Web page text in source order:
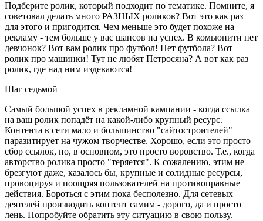
Подберите ролик, который подходит по тематике. Помните, я
советовал делать много РАЗНЫХ роликов? Вот это как раз
для этого и пригодится. Чем меньше это будет похоже на
рекламу - тем больше у вас шансов на успех. В комьюнити нет
девчонок? Вот вам ролик про футбол! Нет футбола? Вот
ролик про машинки! Тут не любят Петросяна? А вот как раз
ролик, где над ним издеваются!
Шаг седьмой
Самый большой успех в рекламной кампании - когда ссылка
на ваш ролик попадёт на какой-либо крупный ресурс.
Контента в сети мало и большинство "сайтостроителей"
паразитирует на чужом творчестве. Хорошо, если это просто
сбор ссылок, но, в основном, это просто воровство. Т.е., когда
авторство ролика просто "теряется". К сожалению, этим не
брезгуют даже, казалось бы, крупные и солидные ресурсы,
провоцируя и поощряя пользователей на противоправные
действия. Бороться с этим пока бесполезно. Для сетевых
деятелей производить контент самим - дорого, да и просто
лень. Попробуйте обратить эту ситуацию в свою пользу.